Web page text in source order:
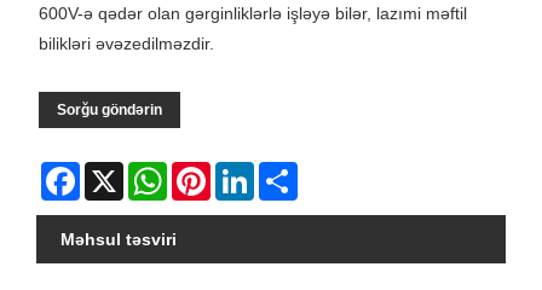
600V-ə qədər olan gərginliklərlə işləyə bilər, lazımi məftil
bilikləri əvəzedilməzdir.
Sorğu göndərin
Facebook
X WhatsAppPinterestLinkedIn
Məhsul təsviri